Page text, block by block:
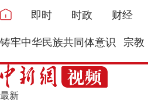
即时 时政 财经
铸牢中华民族共同体意识 宗教
最新